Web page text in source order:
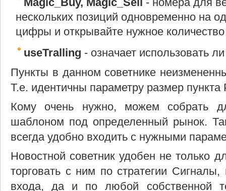
нескольких позиций одновременно на
цифры и открывайте нужное
useTralling - означает использовать
Пункты в данном советнике
Т.е. идентичны параметру размер пункта
Кому очень нужно, можем собрать
шаблоном под определенный рынок.
всегда удобно входить с нужными
Новостной советник удобен не только
торговать с ним по стратегии
входа, да и по любой собственной